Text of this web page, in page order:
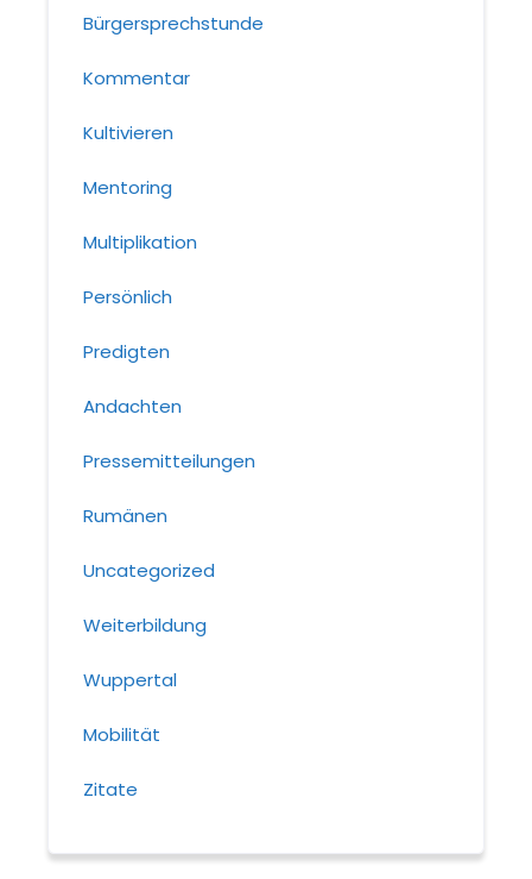
Bürgersprechstunde
Kommentar
Kultivieren
Mentoring
Multiplikation
Persönlich
Predigten
Andachten
Pressemitteilungen
Rumänen
Uncategorized
Weiterbildung
Wuppertal
Mobilität
Zitate